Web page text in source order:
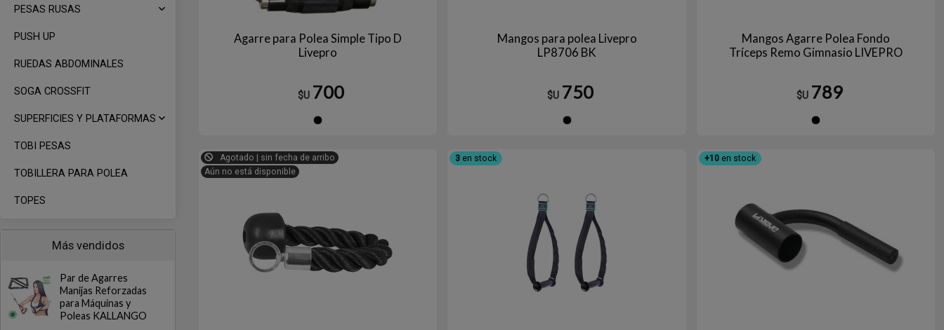
PESAS RUSAS
PUSH UP
RUEDAS ABDOMINALES
SOGA CROSSFIT
SUPERFICIES Y PLATAFORMAS
TOBI PESAS
TOBILLERA PARA POLEA
TOPES
Más vendidos
Par de Agarres
Manijas Reforzadas
para Máquinas y
Poleas KALLANGO
Agarre para Polea Simple Tipo D
Livepro
$U 700
Mangos para polea Livepro
LP8706 BK
$U 750
Mangos Agarre Polea Fondo
Tríceps Remo Gimnasio LIVEPRO
$U 789
Agotado | sin fecha de arribo
Aún no está disponible
3 en stock +10en stock